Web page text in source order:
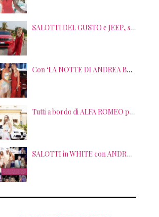
SALOTTI DEL GUSTO e JEEP, sei anni di SUCCESSI tra splendide LOCATION, TERRITORI e GUSTO
Con ‘LA NOTTE DI ANDREA BOCELLI’ l’ARENA si accende di musica e solidarietà! I SALOTTI DEL GUSTO conquistano tutti; tra gli ospiti, RICHARD GERE
Tutti a bordo di ALFA ROMEO per la seconda edizione di STRADE STELLATE con le gourmet experience SALOTTI DEL GUSTO
SALOTTI in WHITE con ANDREA BOCELLI! Tra gli ospiti NICOLAS CAGE, RAOUL BOVA, SHARON STONE e RANJA DI GIORDANIA